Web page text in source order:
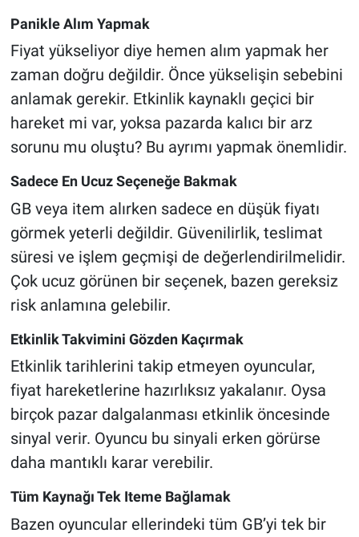
Panikle Alım Yapmak
Fiyat yükseliyor diye hemen alım yapmak her
zaman doğru değildir. Önce yükselişin sebebini
anlamak gerekir. Etkinlik kaynaklı geçici bir
hareket mi var, yoksa pazarda kalıcı bir arz
sorunu mu oluştu? Bu ayrımı yapmak önemlidir.
Sadece En Ucuz Seçeneğe Bakmak
GB veya item alırken sadece en düşük fiyatı
görmek yeterli değildir. Güvenilirlik, teslimat
süresi ve işlem geçmişi de değerlendirilmelidir.
Çok ucuz görünen bir seçenek, bazen gereksiz
risk anlamına gelebilir.
Etkinlik Takvimini Gözden Kaçırmak
Etkinlik tarihlerini takip etmeyen oyuncular,
fiyat hareketlerine hazırlıksız yakalanır. Oysa
birçok pazar dalgalanması etkinlik öncesinde
sinyal verir. Oyuncu bu sinyali erken görürse
daha mantıklı karar verebilir.
Tüm Kaynağı Tek Iteme Bağlamak
Bazen oyuncular ellerindeki tüm GB’yi tek bir